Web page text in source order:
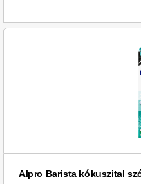
Alpro Barista kókuszital